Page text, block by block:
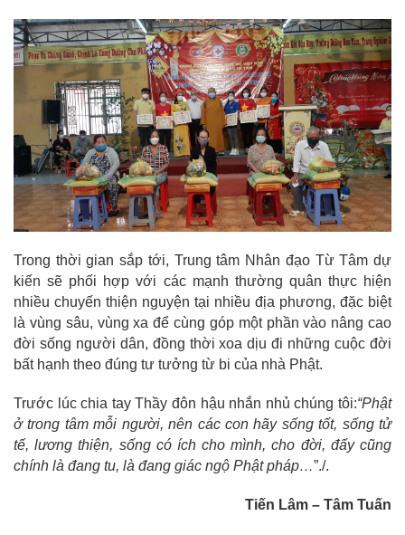
Trong thời gian sắp tới, Trung tâm Nhân đạo Từ Tâm dự
kiến sẽ phối hợp với các mạnh thường quân thực hiện
nhiều chuyến thiện nguyện tại nhiều địa phương, đặc biệt
là vùng sâu, vùng xa để cùng góp một phần vào nâng cao
đời sống người dân, đồng thời xoa dịu đi những cuộc đời
bất hạnh theo đúng tư tưởng từ bi của nhà Phật.
Trước lúc chia tay Thầy đôn hậu nhắn nhủ chúng tôi:“Phật
ở trong tâm mỗi người, nên các con hãy sống tốt, sống tử
tế, lương thiện, sống có ích cho mình, cho đời, đấy cũng
chính là đang tu, là đang giác ngộ Phật pháp…”./.
Tiến Lâm – Tâm Tuấn